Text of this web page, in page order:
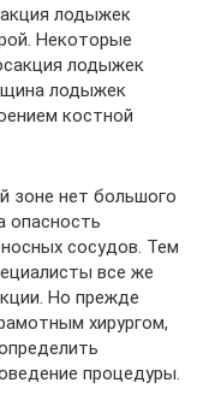
лодыжек
Некоторые
лодыжек
лодыжек
костной
зоне нет большого
опасность
сосудов. Тем
все же
Но прежде
хирургом,
процедуры.